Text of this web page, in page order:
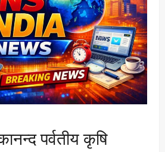
पर्वतीय कृषि